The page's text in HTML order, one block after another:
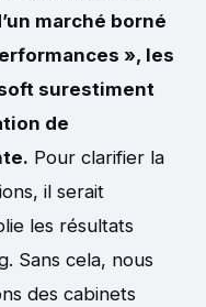
marché borné
», les
surestiment
de
Pour clarifier la
il serait
les résultats
Sans cela, nous
des cabinets